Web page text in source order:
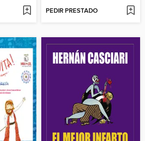
PEDIR PRESTADO